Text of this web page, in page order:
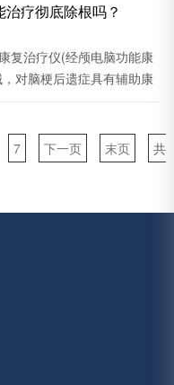
疗彻底除根吗？
复治疗仪(经颅电脑功能康
对脑梗后遗症具有辅助康
7 下一页 末页
共